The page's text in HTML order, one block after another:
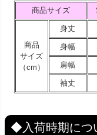
商品サイズ
商品
サイズ
（cm）
身丈
身幅
肩幅
袖丈
◆入荷時期に